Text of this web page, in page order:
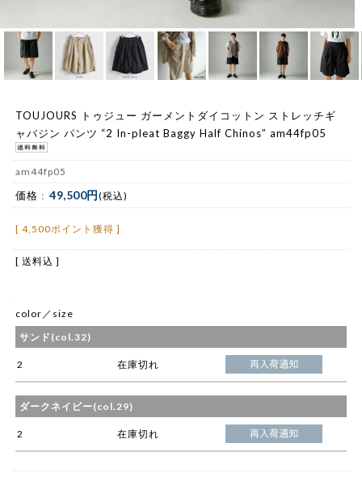
TOUJOURS トゥジュー ガーメントダイコットン ストレッチギ
ャバジン パンツ “2 In-pleat Baggy Half Chinos” am44fp05
am44fp05
価格 : 49,500円 (税込)
[ 4,500ポイント獲得 ]
[ 送料込 ]
color／size
サンド(col.32)
2 在庫切れ
ダークネイビー(col.29)
2 在庫切れ